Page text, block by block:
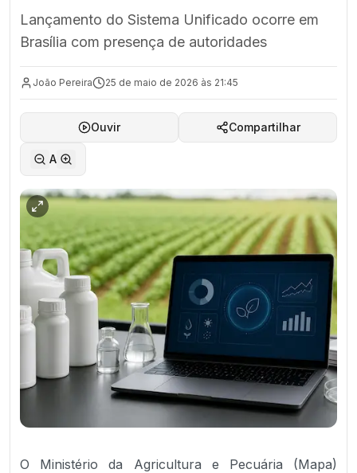
Lançamento do Sistema Unificado ocorre em
Brasília com presença de autoridades
João Pereira 25 de maio de 2026 às 21:45
Ouvir Compartilhar
A
O Ministério da Agricultura e Pecuária (Mapa)